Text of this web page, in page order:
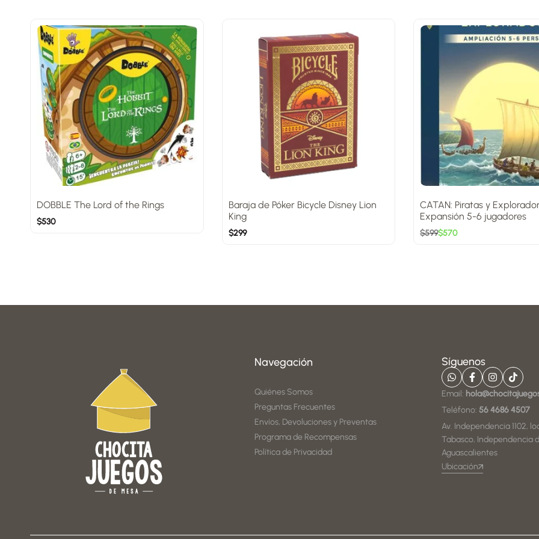
DOBBLE The Lord of the Rings
$530
Baraja de Póker Bicycle Disney Lion
King
$299
CATAN: Piratas y
Expansión 5-6 jugadores
$599$570
Navegación
Quiénes Somos
Preguntas Frecuentes
Envíos, Devoluciones y Preventas
Programa de Recompensas
Política de Privacidad
Síguenos
Email:
Teléfono:56 4686 4507
Av. Independencia 1102,
Tabasco, Independencia
Aguascalientes
Ubicación